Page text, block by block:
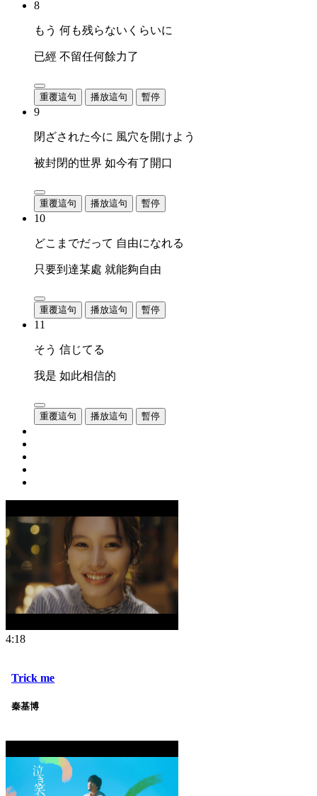
8
もう 何も残らないくらいに
已經 不留任何餘力了
重覆這句 播放這句 暫停
9
閉ざされた今に 風穴を開けよう
被封閉的世界 如今有了開口
重覆這句 播放這句 暫停
10
どこまでだって 自由になれる
只要到達某處 就能夠自由
重覆這句 播放這句 暫停
11
そう 信じてる
我是 如此相信的
重覆這句 播放這句 暫停
4:18
Trick me
秦基博